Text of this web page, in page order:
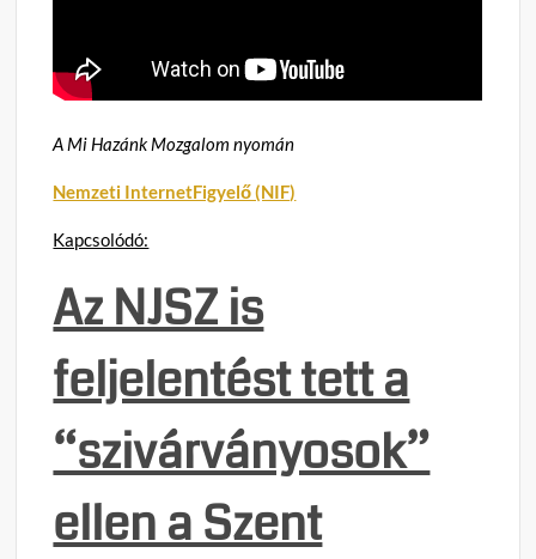
A Mi Hazánk Mozgalom nyomán
Nemzeti InternetFigyelő (NIF)
Kapcsolódó:
Az NJSZ is
feljelentést tett a
“szivárványosok”
ellen a Szent